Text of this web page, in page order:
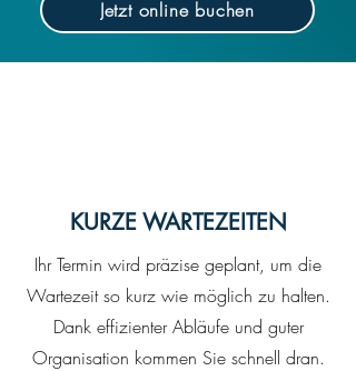
Jetzt online buchen
KURZE WARTEZEITEN
Ihr Termin wird präzise geplant, um die
Wartezeit so kurz wie möglich zu halten.
Dank effizienter Abläufe und guter
Organisation kommen Sie schnell dran.